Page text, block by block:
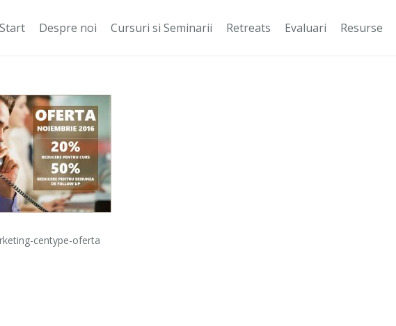
Start Despre noi Cursuri si Seminarii Retreats Evaluari Resurse
centype-oferta